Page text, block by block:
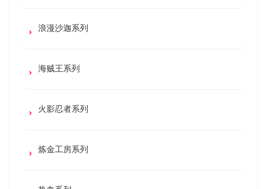
浪漫沙迦系列
海贼王系列
火影忍者系列
炼金工房系列